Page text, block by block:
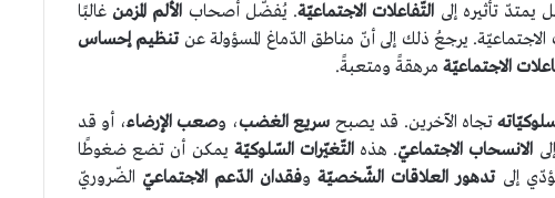
تأثيره إلى التّفاعلات الاجتماعيّة. يُفضّل أصحاب الألم المزمنغالبًا
الاجتماعيّة. يرجعُ ذلك إلى أنّ مناطق الدّماغ المسؤولة عنتنظيم إحساس
الاجتماعيّة مرهقةً ومتعبةً.
تجاه الآخرين. قد يصبح سريع الغضب، وصعب الإرضاء، أو قد
الانسحاب الاجتماعيّ. هذهالتّغيّرات السّلوكيّة يمكن أن تضع ضغوطًا
إلىتدهور العلاقات الشّخصيّة وفقدان الدّعم الاجتماعيّ الضّروريّ